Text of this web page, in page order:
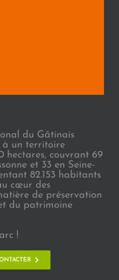
du Gâtinais
à un territoire
hectares, couvrant 69
et 33 en Seine-
82.153 habitants
cœur des
de préservation
du patrimoine
!